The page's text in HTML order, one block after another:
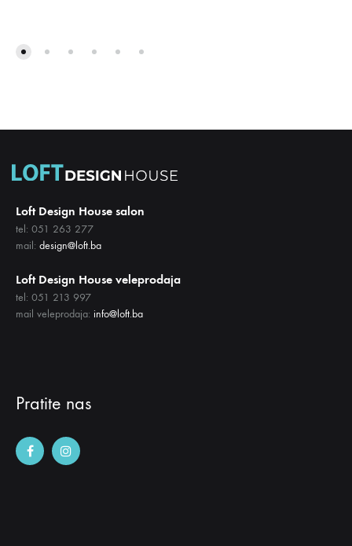
Loft Design House salon
tel: 051 263 277
mail: design@loft.ba
Loft Design House veleprodaja
tel: 051 213 997
mail veleprodaja: info@loft.ba
Pratite nas